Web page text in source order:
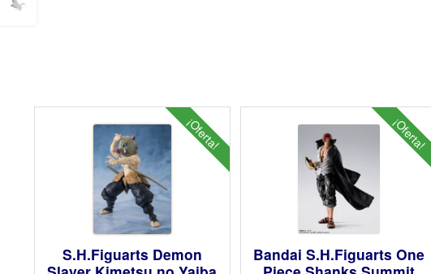
¡Oferta!
S.H.Figuarts Demon
¡Oferta!
Bandai S.H.Figuarts One